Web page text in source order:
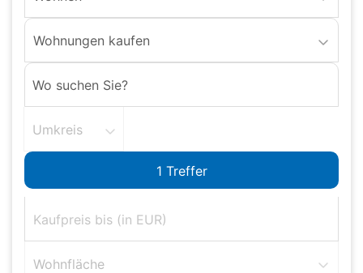
Wohnungen kaufen
Umkreis
Wohnfläche